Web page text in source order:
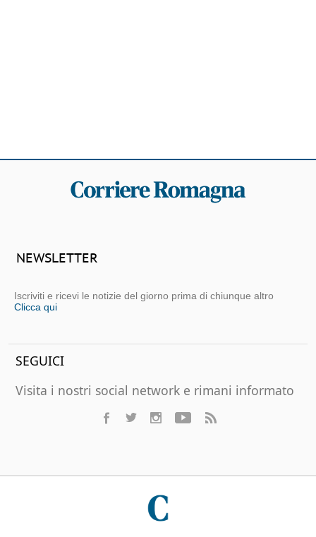
NEWSLETTER
Iscriviti e ricevi le notizie del giorno prima di chiunque altro
Clicca qui
SEGUICI
Visita i nostri social network e rimani informato